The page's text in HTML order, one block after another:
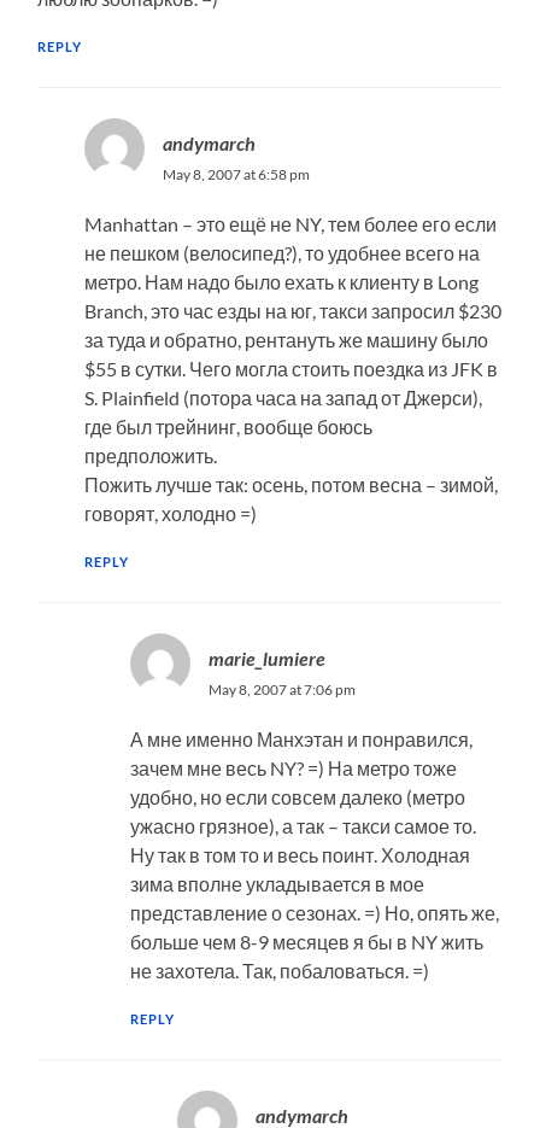
REPLY
andymarch
May 8, 2007 at 6:58 pm
Manhattan – это ещё не NY, тем более его если
не пешком (велосипед?), то удобнее всего на
метро. Нам надо было ехать к клиенту в Long
Branch, это час езды на юг, такси запросил $230
за туда и обратно, рентануть же машину было
$55 в сутки. Чего могла стоить поездка из JFK в
S. Plainfield (потора часа на запад от Джерси),
где был трейнинг, вообще боюсь
предположить.
Пожить лучше так: осень, потом весна – зимой,
говорят, холодно =)
REPLY
marie_lumiere
May 8, 2007 at 7:06 pm
А мне именно Манхэтан и понравился,
зачем мне весь NY? =) На метро тоже
удобно, но если совсем далеко (метро
ужасно грязное), а так – такси самое то.
Ну так в том то и весь поинт. Холодная
зима вполне укладывается в мое
представление о сезонах. =) Но, опять же,
больше чем 8-9 месяцев я бы в NY жить
не захотела. Так, побаловаться. =)
REPLY
andymarch